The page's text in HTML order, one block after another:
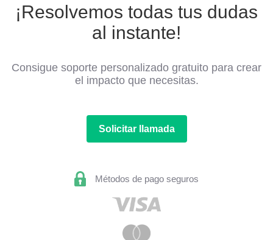
¡Resolvemos todas tus dudas
al instante!
Consigue soporte personalizado gratuito para crear
el impacto que necesitas.
Solicitar llamada
Métodos de pago seguros